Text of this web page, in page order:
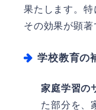
果たします。特
その効果が顕著
学校教育の
家庭学習の
た部分を、